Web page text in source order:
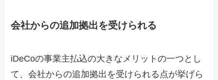
会社からの追加拠出を受けられる
iDeCoの事業主払込の大きなメリットの一つとし
て、会社からの追加拠出を受けられる点が挙げら